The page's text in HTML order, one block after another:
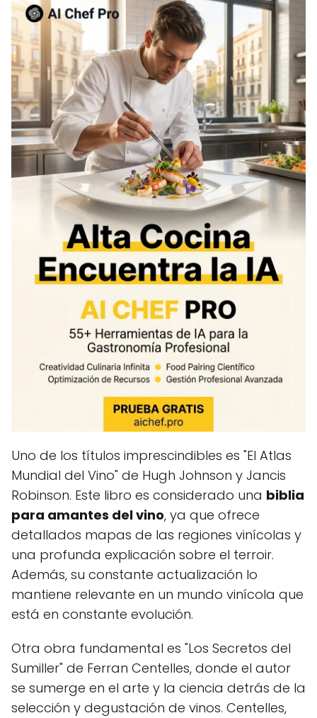
Uno de los títulos imprescindibles es "El Atlas
Mundial del Vino" de Hugh Johnson y Jancis
Robinson. Este libro es considerado una biblia
para amantes del vino, ya que ofrece
detallados mapas de las regiones vinícolas y
una profunda explicación sobre el terroir.
Además, su constante actualización lo
mantiene relevante en un mundo vinícola que
está en constante evolución.
Otra obra fundamental es "Los Secretos del
Sumiller" de Ferran Centelles, donde el autor
se sumerge en el arte y la ciencia detrás de la
selección y degustación de vinos. Centelles,